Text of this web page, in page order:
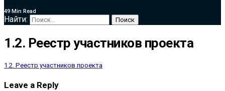
49 Min Read
Найти:
1.2. Реестр участников проекта
1.2. Реестр участников проекта
Leave a Reply